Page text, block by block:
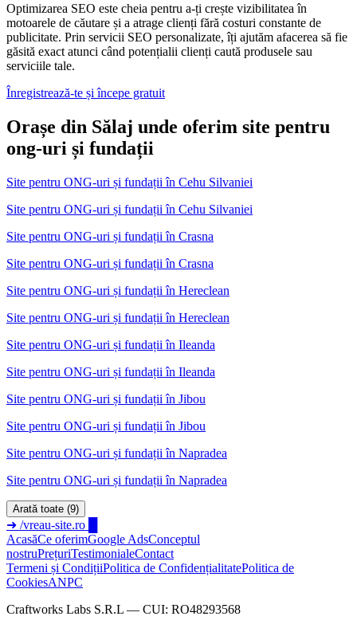
Optimizarea SEO este cheia pentru a-ți crește vizibilitatea în
motoarele de căutare și a atrage clienți fără costuri constante de
publicitate. Prin servicii SEO personalizate, îți ajutăm afacerea să fie
găsită exact atunci când potențialii clienți caută produsele sau
serviciile tale.
Înregistrează-te și începe gratuit
Orașe din Sălaj unde oferim site pentru
ong-uri și fundații
Site pentru ONG-uri și fundații în Cehu Silvaniei
Site pentru ONG-uri și fundații în Cehu Silvaniei
Site pentru ONG-uri și fundații în Crasna
Site pentru ONG-uri și fundații în Crasna
Site pentru ONG-uri și fundații în Hereclean
Site pentru ONG-uri și fundații în Hereclean
Site pentru ONG-uri și fundații în Ileanda
Site pentru ONG-uri și fundații în Ileanda
Site pentru ONG-uri și fundații în Jibou
Site pentru ONG-uri și fundații în Jibou
Site pentru ONG-uri și fundații în Napradea
Site pentru ONG-uri și fundații în Napradea
Arată toate (9)
➜ /vreau-site.ro
AcasăCe oferimGoogle AdsConceptul
nostruPrețuriTestimonialeContact
Termeni și CondițiiPolitica de ConfidențialitatePolitica de
CookiesANPC
Craftworks Labs S.R.L — CUI: RO48293568